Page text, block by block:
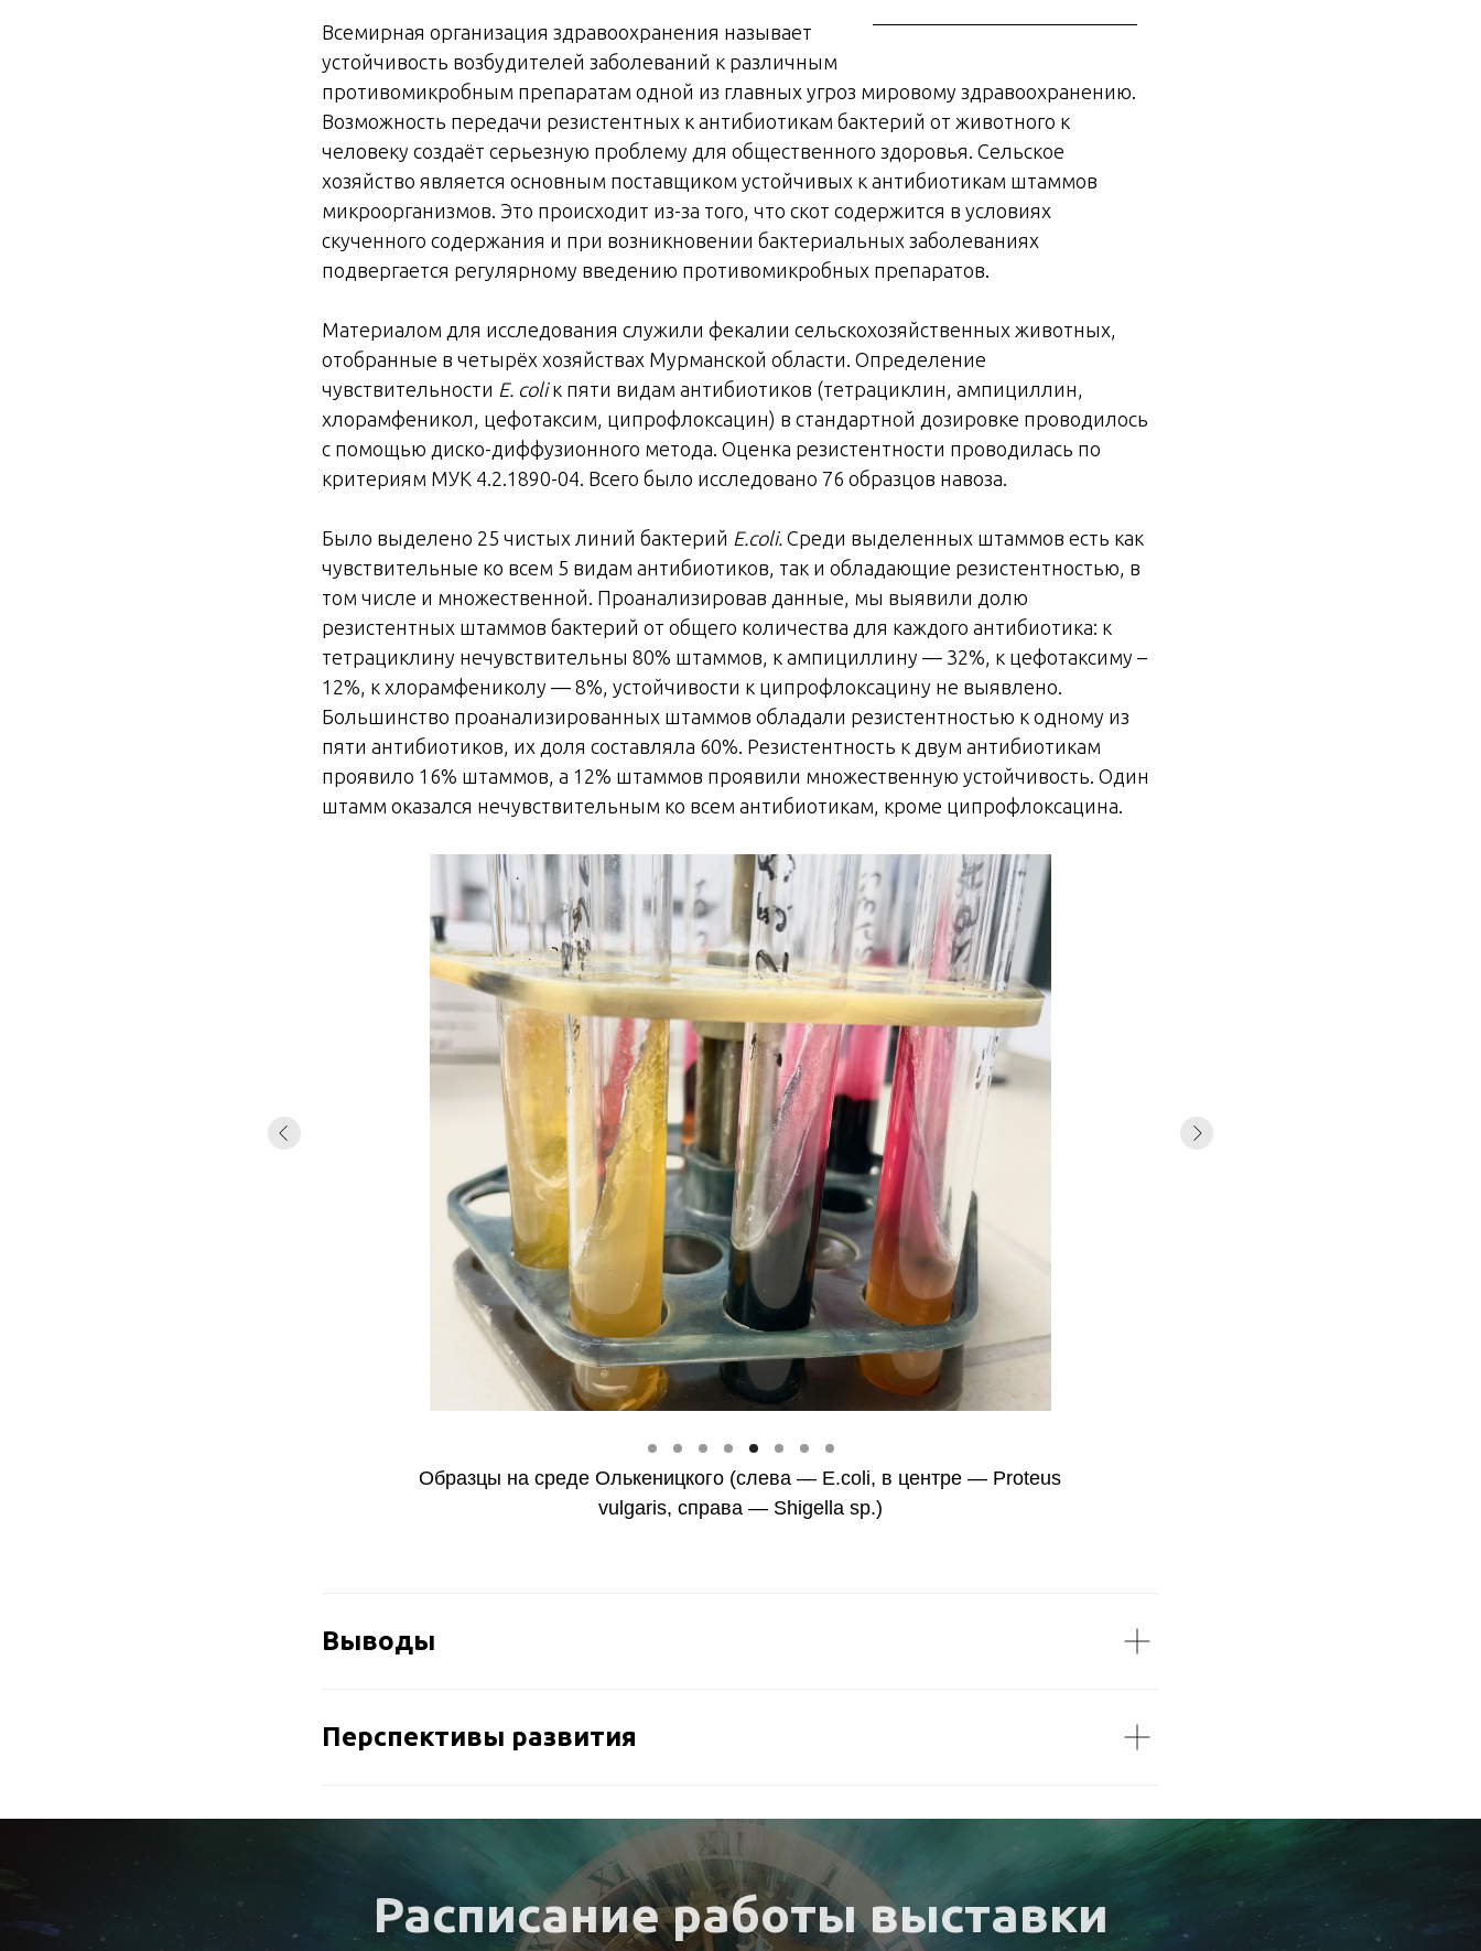
Всемирная организация здравоохранения называет
устойчивость возбудителей заболеваний к различным
противомикробным препаратам одной из главных угроз мировому здравоохранению.
Возможность передачи резистентных к антибиотикам бактерий от животного к
человеку создаёт серьезную проблему для общественного здоровья. Сельское
хозяйство является основным поставщиком устойчивых к антибиотикам штаммов
микроорганизмов. Это происходит из-за того, что скот содержится в условиях
скученного содержания и при возникновении бактериальных заболеваниях
подвергается регулярному введению противомикробных препаратов.
Материалом для исследования служили фекалии сельскохозяйственных животных,
отобранные в четырёх хозяйствах Мурманской области. Определение
чувствительности E. coliк пяти видам антибиотиков (тетрациклин, ампициллин,
хлорамфеникол, цефотаксим, ципрофлоксацин) в стандартной дозировке проводилось
с помощью диско-диффузионного метода. Оценка резистентности проводилась по
критериям МУК 4.2.1890-04. Всего было исследовано 76 образцов навоза.
Было выделено 25 чистых линий бактерий E.coli. Среди выделенных штаммов есть как
чувствительные ко всем 5 видам антибиотиков, так и обладающие резистентностью, в
том числе и множественной. Проанализировав данные, мы выявили долю
резистентных штаммов бактерий от общего количества для каждого антибиотика: к
тетрациклину нечувствительны 80% штаммов, к ампициллину — 32%, к цефотаксиму –
12%, к хлорамфениколу — 8%, устойчивости к ципрофлоксацину не выявлено.
Большинство проанализированных штаммов обладали резистентностью к одному из
пяти антибиотиков, их доля составляла 60%. Резистентность к двум антибиотикам
проявило 16% штаммов, а 12% штаммов проявили множественную устойчивость. Один
штамм оказался нечувствительным ко всем антибиотикам, кроме ципрофлоксацина.
Образцы на среде Олькеницкого (слева — E.coli, в центре — Proteus
vulgaris, справа — Shigella sp.)
Выводы
Перспективы развития
Расписание работы выставки